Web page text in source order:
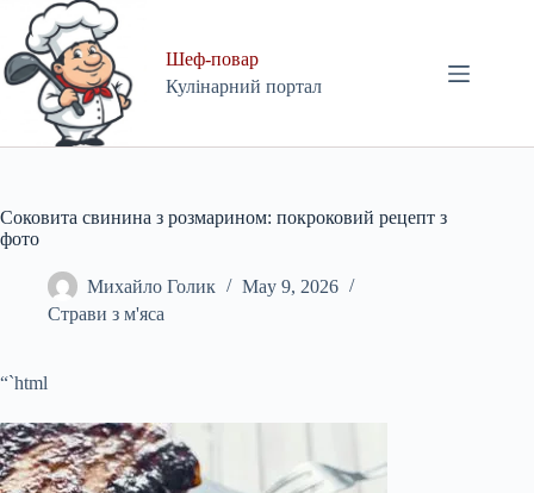
content
Шеф-повар
Кулінарний портал
Соковита свинина з розмарином: покроковий рецепт з
фото
Михайло Голик
May 9, 2026
Страви з м'яса
“`html